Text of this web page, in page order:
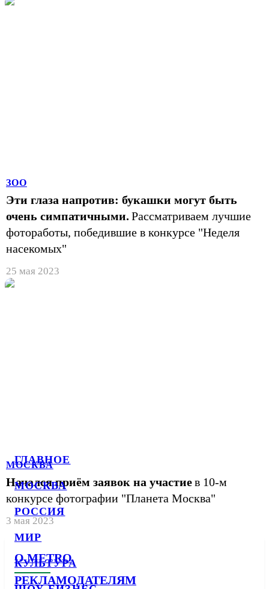
ГЛАВНОЕ
МОСКВА
РОССИЯ
МИР
КУЛЬТУРА
ЗОО
Эти глаза напротив: букашки могут быть
очень симпатичными. Рассматриваем лучшие
фотоработы, победившие в конкурсе "Неделя
насекомых"
25 мая 2023
МОСКВА
Начался приём заявок на участиев 10-м
конкурсе фотографии "Планета Москва"
3 мая 2023
О METRO
РЕКЛАМОДАТЕЛЯМ